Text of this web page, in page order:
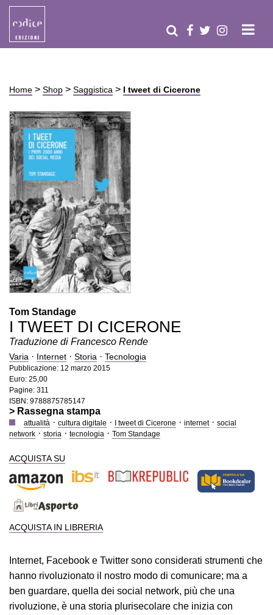
Home > Shop > Saggistica > I tweet di Cicerone
Tom Standage
I TWEET DI CICERONE
Traduzione di Francesco Rende
Varia · Internet · Storia · Tecnologia
Pubblicazione: 12 marzo 2015
Euro: 25,00
Pagine: 311
ISBN: 9788875785147
> Rassegna stampa
attualità · cultura digitale · I tweet di Cicerone · internet· social
network · storia · tecnologia · Tom Standage
ACQUISTA SU
ACQUISTA IN LIBRERIA
Internet, Facebook e Twitter sono considerati strumenti che
hanno rivoluzionato il nostro modo di comunicare; ma a
ben guardare, quella dei social network, più che una
rivoluzione, è una storia plurisecolare che inizia con